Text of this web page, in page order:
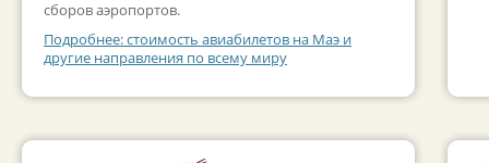
сборов аэропортов.
Подробнее: стоимость авиабилетов на Маэ и
другие направления по всему миру